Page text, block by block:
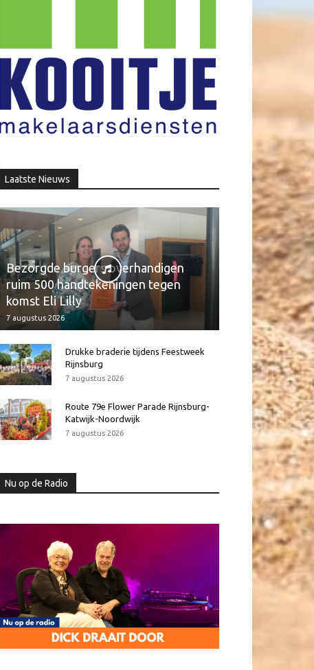
Laatste Nieuws
Bezorgde burgers overhandigen
ruim 500 handtekeningen tegen
komst Eli Lilly
7 augustus 2026
Drukke braderie tijdens Feestweek
Rijnsburg
7 augustus 2026
Route 79e Flower Parade Rijnsburg-
Katwijk-Noordwijk
7 augustus 2026
Nu op de Radio